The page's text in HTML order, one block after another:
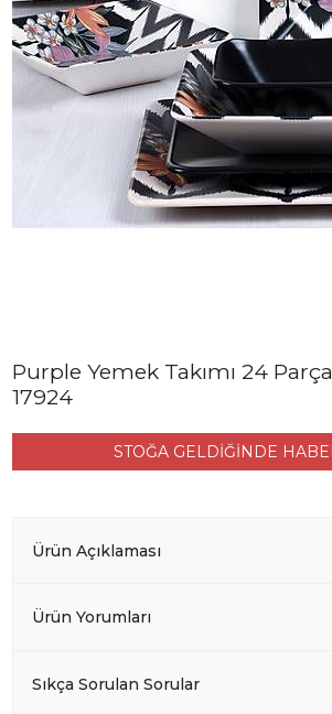
Purple Yemek Takımı 24
17924
STOĞA GELDİĞİNDE
Ürün Açıklaması
Ürün Yorumları
Sıkça Sorulan Sorular